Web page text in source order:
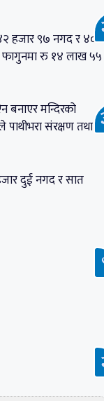
हजार ९७ नगद र ४०
फागुनमा रु १४ लाख ५५
बनाएर मन्दिरको
संरक्षण तथा
दुई नगद र सात